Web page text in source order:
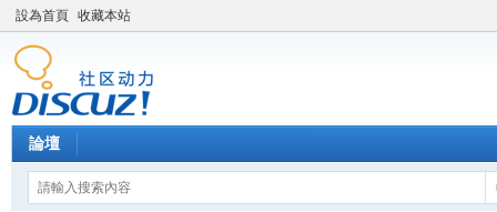
設為首頁 收藏本站
論壇